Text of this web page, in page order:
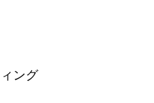
ング